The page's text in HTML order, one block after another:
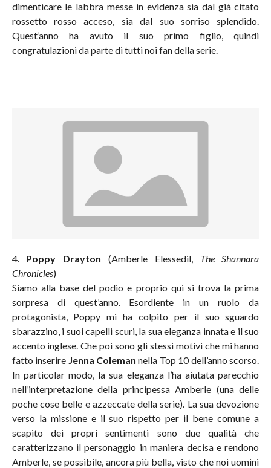
dimenticare le labbra messe in evidenza sia dal già citato
rossetto rosso acceso, sia dal suo sorriso splendido.
Quest’anno ha avuto il suo primo figlio, quindi
congratulazioni da parte di tutti noi fan della serie.
4. Poppy Drayton (Amberle Elessedil, The Shannara
Chronicles)
Siamo alla base del podio e proprio qui si trova la prima
sorpresa di quest’anno. Esordiente in un ruolo da
protagonista, Poppy mi ha colpito per il suo sguardo
sbarazzino, i suoi capelli scuri, la sua eleganza innata e il suo
accento inglese. Che poi sono gli stessi motivi che mi hanno
fatto inserire Jenna Coleman nella Top 10 dell’anno scorso.
In particolar modo, la sua eleganza l’ha aiutata parecchio
nell’interpretazione della principessa Amberle (una delle
poche cose belle e azzeccate della serie). La sua devozione
verso la missione e il suo rispetto per il bene comune a
scapito dei propri sentimenti sono due qualità che
caratterizzano il personaggio in maniera decisa e rendono
Amberle, se possibile, ancora più bella, visto che noi uomini